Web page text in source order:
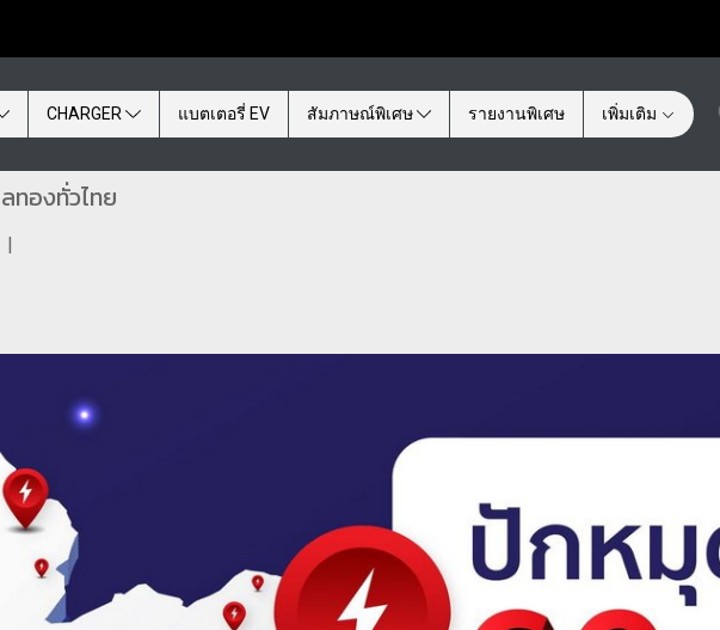
CHARGER แบตเตอรี่ EV สัมภาษณ์พิเศษ รายงานพิเศษ เพิ่มเติม
ทองทั่วไทย
|